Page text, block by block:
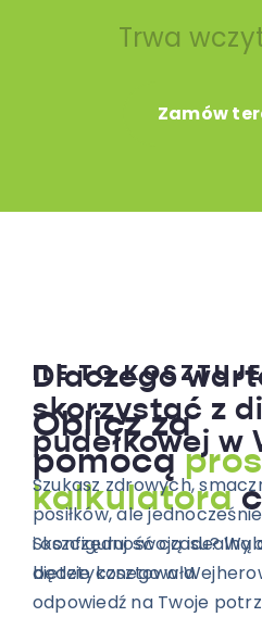
ILE TO
Oblicz za
pomocą
kalkulatora
Skonfiguruj swoją idealną
będzie kosztowała.
Trwa
Zamów
Dlaczego
skorzystać z
pudełkowej w
Szukasz zdrowych,
posiłków, ale
i oszczędność czasu?
dietetycznego w
odpowiedź na Twoje